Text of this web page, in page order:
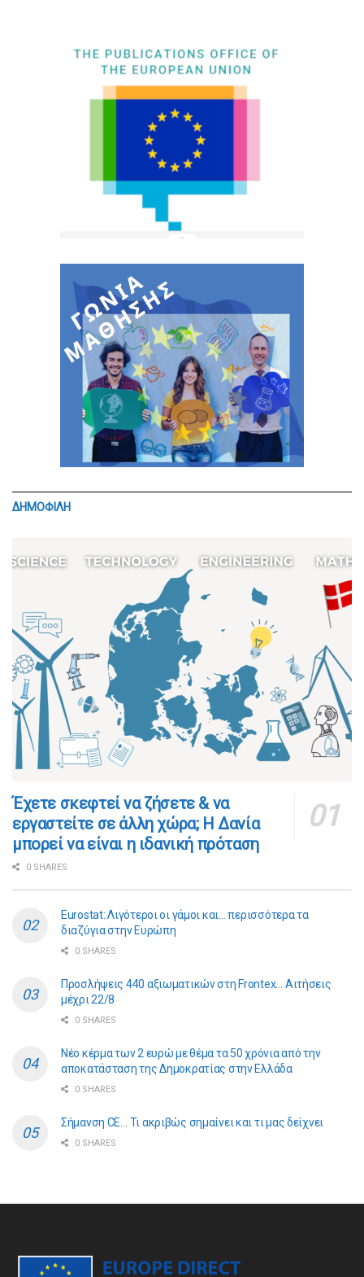
ΔΗΜΟΦΙΛΗ
​​Έχετε σκεφτεί να ζήσετε & να
εργαστείτε σε άλλη χώρα; Η Δανία
μπορεί να είναι η ιδανική πρόταση
0 SHARES
Eurostat: Λιγότεροι οι γάμοι και… περισσότερα τα
διαζύγια στην Ευρώπη
0 SHARES
Προσλήψεις 440 αξιωματικών στη Frontex… Αιτήσεις
μέχρι 22/8
0 SHARES
Νέο κέρμα των 2 ευρώ με θέμα τα 50 χρόνια από την
αποκατάσταση της Δημοκρατίας στην Ελλάδα
0 SHARES
Σήμανση CE… Τι ακριβώς σημαίνει και τι μας δείχνει
0 SHARES